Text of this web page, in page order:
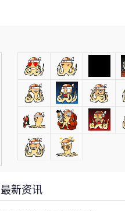
最新资讯